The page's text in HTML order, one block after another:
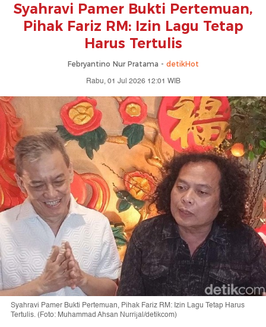
Syahravi Pamer Bukti Pertemuan,
Pihak Fariz RM: Izin Lagu Tetap
Harus Tertulis
Febryantino Nur Pratama - detikHot
Rabu, 01 Jul 2026 12:01 WIB
Syahravi Pamer Bukti Pertemuan, Pihak Fariz RM: Izin Lagu Tetap Harus
Tertulis. (Foto: Muhammad Ahsan Nurrijal/detikcom)